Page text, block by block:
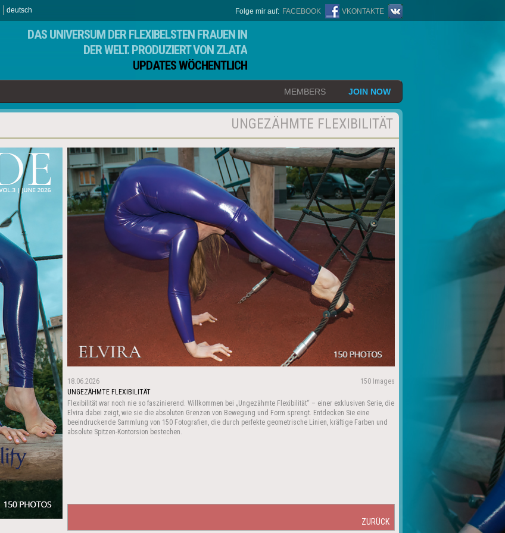
deutsch Folge mir auf: FACEBOOK VKONTAKTE
DAS UNIVERSUM DER FLEXIBELSTEN FRAUEN IN
DER WELT. PRODUZIERT VON ZLATA
UPDATES WÖCHENTLICH
MEMBERS JOIN NOW
UNGEZÄHMTE FLEXIBILITÄT
18.06.2026
150 Images
UNGEZÄHMTE FLEXIBILITÄT
Flexibilität war noch nie so faszinierend. Willkommen bei „Ungezähmte Flexibilität“ – einer exklusiven Serie, die
Elvira dabei zeigt, wie sie die absoluten Grenzen von Bewegung und Form sprengt. Entdecken Sie eine
beeindruckende Sammlung von 150 Fotografien, die durch perfekte geometrische Linien, kräftige Farben und
absolute Spitzen-Kontorsion bestechen.
ZURÜCK